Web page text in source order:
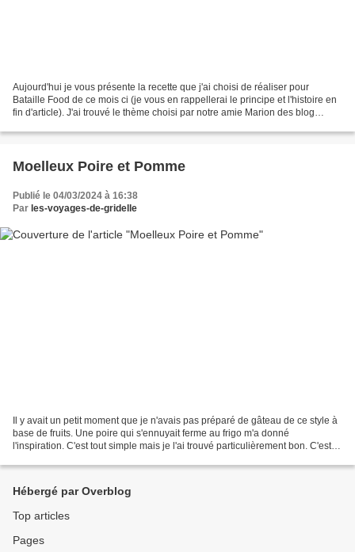
Aujourd'hui je vous présente la recette que j'ai choisi de réaliser pour
Bataille Food de ce mois ci (je vous en rappellerai le principe et l'histoire en
fin d'article). J'ai trouvé le thème choisi par notre amie Marion des blog
Moelleux Poire et Pomme
Publié le 04/03/2024 à 16:38
Par les-voyages-de-gridelle
Il y avait un petit moment que je n'avais pas préparé de gâteau de ce style à
base de fruits. Une poire qui s'ennuyait ferme au frigo m'a donné
l'inspiration. C'est tout simple mais je l'ai trouvé particulièrement bon. C'est
Hébergé par Overblog
Top articles
Pages